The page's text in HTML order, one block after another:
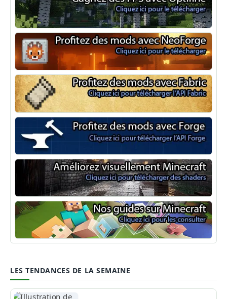
Optifine
NeoForge
Minecraft Fabric
Minecraft Forge
Shaders Minecraft
Guide Minecraft
LES TENDANCES DE LA SEMAINE